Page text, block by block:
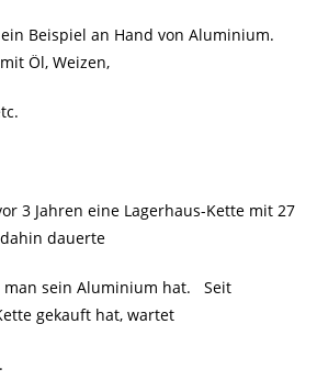
Beispiel an Hand von Aluminium.
Öl, Weizen,
3 Jahren eine Lagerhaus-Kette mit 27
dauerte
man sein Aluminium hat. Seit
gekauft hat, wartet